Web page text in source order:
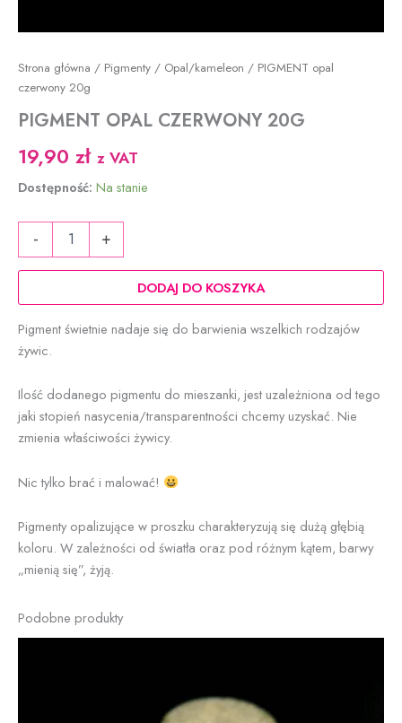
Strona główna / Pigmenty / Opal/kameleon / PIGMENT opal
czerwony 20g
PIGMENT OPAL CZERWONY 20G
19,90 zł z VAT
Dostępność: Na stanie
-
PIGMENT
20g
+
DODAJ DO KOSZYKA
Pigment świetnie nadaje się do barwienia wszelkich rodzajów
żywic.
Ilość dodanego pigmentu do mieszanki, jest uzależniona od tego
jaki stopień nasycenia/transparentności chcemy uzyskać. Nie
zmienia właściwości żywicy.
Nic tylko brać i malować!
Pigmenty opalizujące w proszku charakteryzują się dużą głębią
koloru. W zależności od światła oraz pod różnym kątem, barwy
„mienią się”, żyją.
Podobne produkty